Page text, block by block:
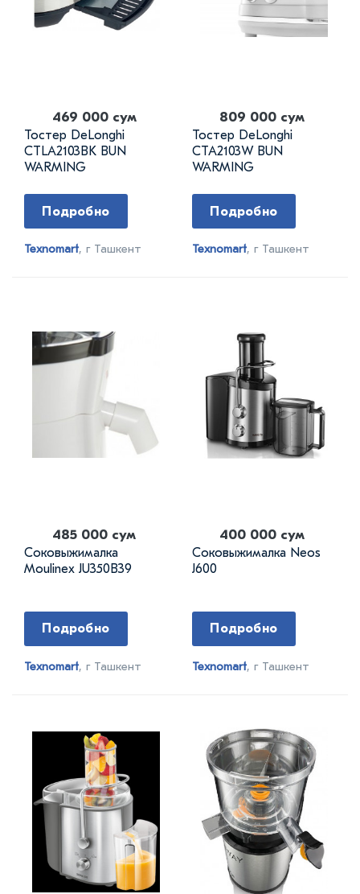
469 000 сум
Тостер DeLonghi
CTLA2103BK BUN
WARMING
Подробно
Texnomart, г Ташкент
809 000 сум
Тостер DeLonghi
CTA2103W BUN
WARMING
Подробно
Texnomart, г Ташкент
485 000 сум
Соковыжималка
Moulinex JU350B39
Подробно
Texnomart, г Ташкент
400 000 сум
Соковыжималка Neos
J600
Подробно
Texnomart, г Ташкент